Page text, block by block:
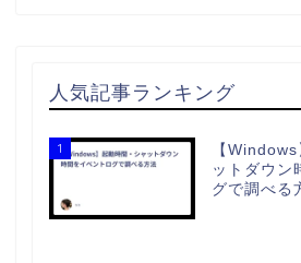
人気記事ランキング
1
【
ットダウン
グで調べる